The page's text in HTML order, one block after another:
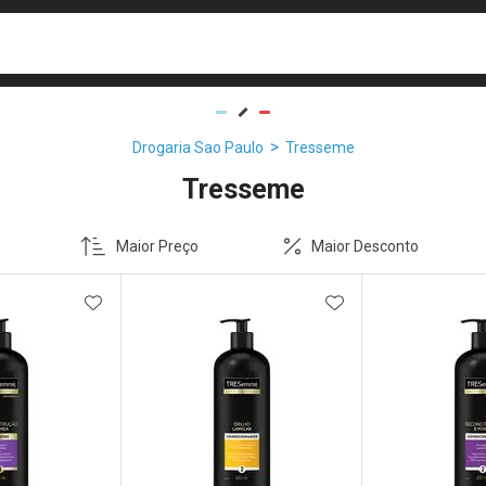
Drogaria Sao Paulo Tresseme
Tresseme
Maior Preço Maior Desconto
ADICIONAR AOS FAVORITOSADICIONAR AOS